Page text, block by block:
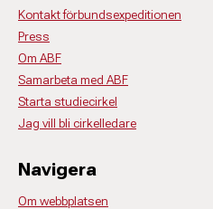
Kontakt förbundsexpeditionen
Press
Om ABF
Samarbeta med ABF
Starta studiecirkel
Jag vill bli cirkelledare
Navigera
Om webbplatsen